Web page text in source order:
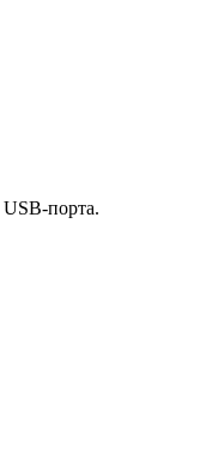
порта.